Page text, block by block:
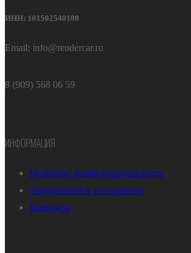
ИНН: 101502540188
Email: info@rendercar.ru
8 (909) 568 06 59
ИНФОРМАЦИЯ
Политика конфиденциальности
Лицензионное соглашение
Контакты